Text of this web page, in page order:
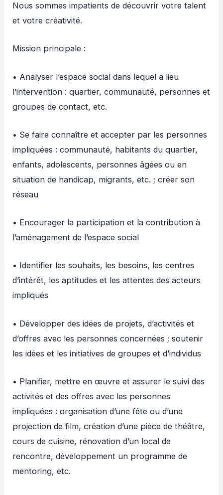
Nous sommes impatients de découvrir votre talent
et votre créativité.
Mission principale :
• Analyser l’espace social dans lequel a lieu
l’intervention : quartier, communauté, personnes et
groupes de contact, etc.
• Se faire connaître et accepter par les personnes
impliquées : communauté, habitants du quartier,
enfants, adolescents, personnes âgées ou en
situation de handicap, migrants, etc. ; créer son
réseau
• Encourager la participation et la contribution à
l’aménagement de l’espace social
• Identifier les souhaits, les besoins, les centres
d’intérêt, les aptitudes et les attentes des acteurs
impliqués
• Développer des idées de projets, d’activités et
d’offres avec les personnes concernées ; soutenir
les idées et les initiatives de groupes et d’individus
• Planifier, mettre en œuvre et assurer le suivi des
activités et des offres avec les personnes
impliquées : organisation d’une fête ou d’une
projection de film, création d’une pièce de théâtre,
cours de cuisine, rénovation d’un local de
rencontre, développement un programme de
mentoring, etc.